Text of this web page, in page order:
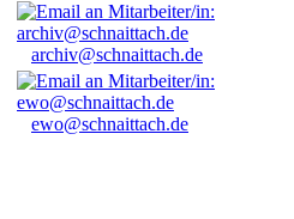
archiv@schnaittach.de
ewo@schnaittach.de